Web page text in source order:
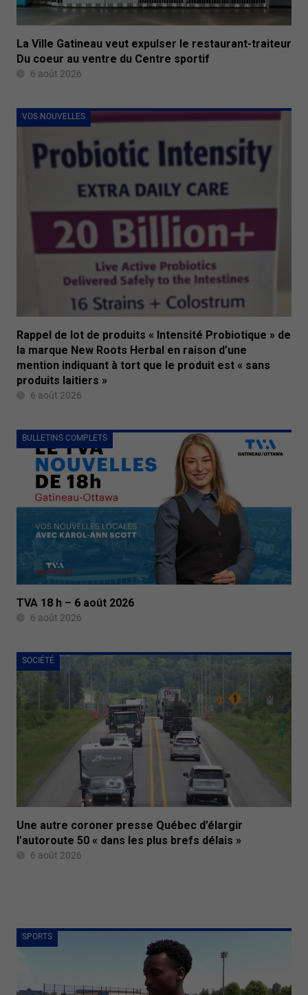
La Ville Gatineau veut expulser le restaurant-traiteur
Du coeur au ventre du Centre sportif
6 août 2026
VOS NOUVELLES
Rappel de lot de produits « Intensité Probiotique » de
la marque New Roots Herbal en raison d’une
mention indiquant à tort que le produit est « sans
produits laitiers »
6 août 2026
BULLETINS COMPLETS
TVA 18 h – 6 août 2026
6 août 2026
SOCIÉTÉ
Une autre coroner presse Québec d’élargir
l’autoroute 50 « dans les plus brefs délais »
6 août 2026
SPORTS